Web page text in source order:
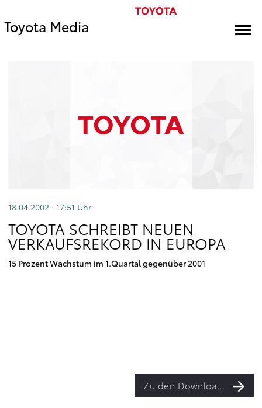
Toyota Media
18.04.2002 · 17:51 Uhr
TOYOTA SCHREIBT NEUEN
VERKAUFSREKORD IN EUROPA
15 Prozent Wachstum im 1.Quartal gegenüber 2001
Zu den Downloads